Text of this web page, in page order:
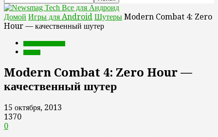
Все для Андроид
Домой Игры для Android Шутеры Modern Combat 4: Zero
Hour — качественный шутер
Modern Combat 4: Zero Hour —
качественный шутер
15 октября, 2013
1370
0